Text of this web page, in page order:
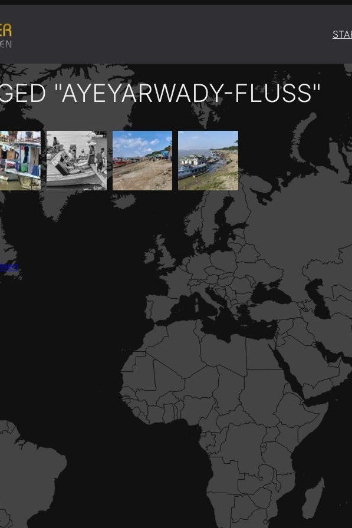
"AYEYARWADY-FLUSS"